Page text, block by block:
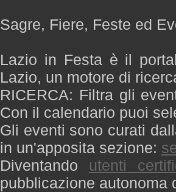
Sagre, Fiere, Feste ed
Lazio in Festa è il
Lazio, un motore di
RICERCA: Filtra gli
Con il calendario puoi
Gli eventi sono curati
in un'apposita sezione:
Diventando utenti
pubblicazione autonoma